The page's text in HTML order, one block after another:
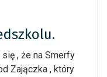
, że na Smerfy
Zajączka , który